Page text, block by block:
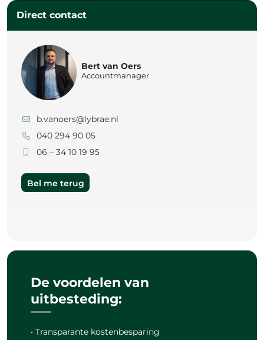
Direct contact
Bert van Oers
Accountmanager
b.vanoers@lybrae.nl
040 294 90 05
06 – 34 10 19 95
Bel me terug
De voordelen van
uitbesteding:
• Transparante kostenbesparing